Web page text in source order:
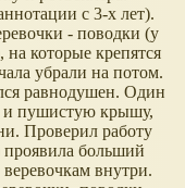
с 3-х лет).
- поводки (у
на которые крепятся
убрали на потом.
равнодушен. Один
и пушистую крышу,
Проверил работу
больший
внутри.